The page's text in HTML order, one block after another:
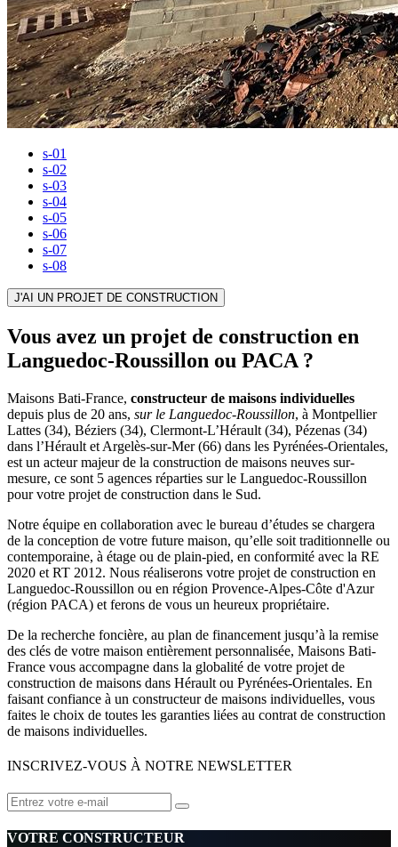
s-01
s-02
s-03
s-04
s-05
s-06
s-07
s-08
J'AI UN PROJET DE CONSTRUCTION
Vous avez un projet de construction en
Languedoc-Roussillon ou PACA ?
Maisons Bati-France, constructeur de maisons individuelles
depuis plus de 20 ans, sur le Languedoc-Roussillon, à Montpellier
Lattes (34), Béziers (34), Clermont-L’Hérault (34), Pézenas (34)
dans l’Hérault et Argelès-sur-Mer (66) dans les Pyrénées-Orientales,
est un acteur majeur de la construction de maisons neuves sur-
mesure, ce sont 5 agences réparties sur le Languedoc-Roussillon
pour votre projet de construction dans le Sud.
Notre équipe en collaboration avec le bureau d’études se chargera
de la conception de votre future maison, qu’elle soit traditionnelle ou
contemporaine, à étage ou de plain-pied, en conformité avec la RE
2020 et RT 2012. Nous réaliserons votre projet de construction en
Languedoc-Roussillon ou en région Provence-Alpes-Côte d'Azur
(région PACA) et ferons de vous un heureux propriétaire.
De la recherche foncière, au plan de financement jusqu’à la remise
des clés de votre maison entièrement personnalisée, Maisons Bati-
France vous accompagne dans la globalité de votre projet de
construction de maisons dans Hérault ou Pyrénées-Orientales. En
faisant confiance à un constructeur de maisons individuelles, vous
faites le choix de toutes les garanties liées au contrat de construction
de maisons individuelles.
INSCRIVEZ-VOUS À NOTRE NEWSLETTER
VOTRE CONSTRUCTEUR